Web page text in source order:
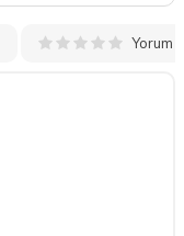
Yorum